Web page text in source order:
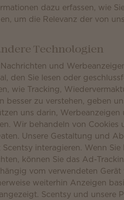
dazu erfassen, wie
um die Relevanz der von
Technologien
und
den Sie lesen oder
wie Tracking,
besser zu verstehen, geben
uns darin,
Wir behandeln von
Unsere Gestaltung und
interagieren. Wenn
können Sie das Ad-
vom verwendeten
weiterhin Anzeigen
Scentsy und